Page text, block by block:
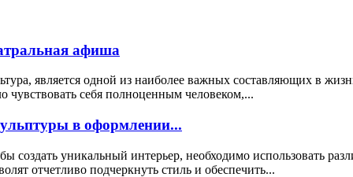
афиша
является одной из наиболее важных составляющих в
чувствовать себя полноценным человеком,...
в оформлении...
создать уникальный интерьер, необходимо использовать
отчетливо подчеркнуть стиль и обеспечить...